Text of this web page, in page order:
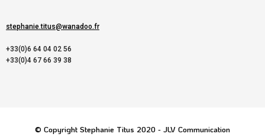
stephanie.titus@wanadoo.fr
+33(0)6 64 04 02 56
+33(0)4 67 66 39 38
© Copyright Stephanie Titus 2020 - JLV Communication